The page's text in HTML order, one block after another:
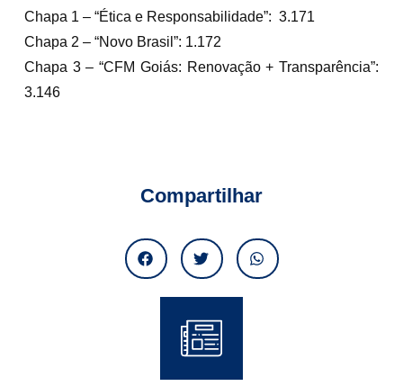
Chapa 1 – “Ética e Responsabilidade”: 3.171
Chapa 2 – “Novo Brasil”: 1.172
Chapa 3 – “CFM Goiás: Renovação + Transparência”:
3.146
Compartilhar